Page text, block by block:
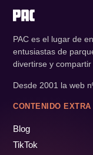
PAC es el lugar de
entusiastas de
divertirse y
Desde 2001 la web
CONTENIDO EXTRA
Blog
TikTok